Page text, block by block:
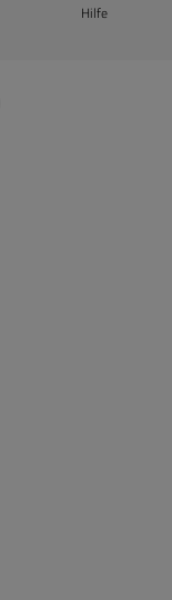
Hilfe